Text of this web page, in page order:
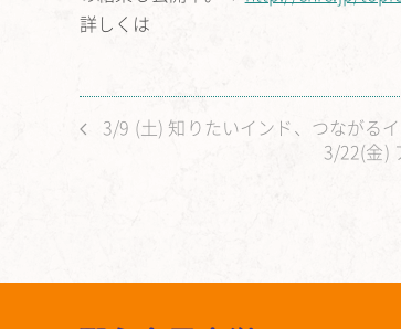
詳しくは
3/9 (土) 知りたいインド、つながる
3/22(金)